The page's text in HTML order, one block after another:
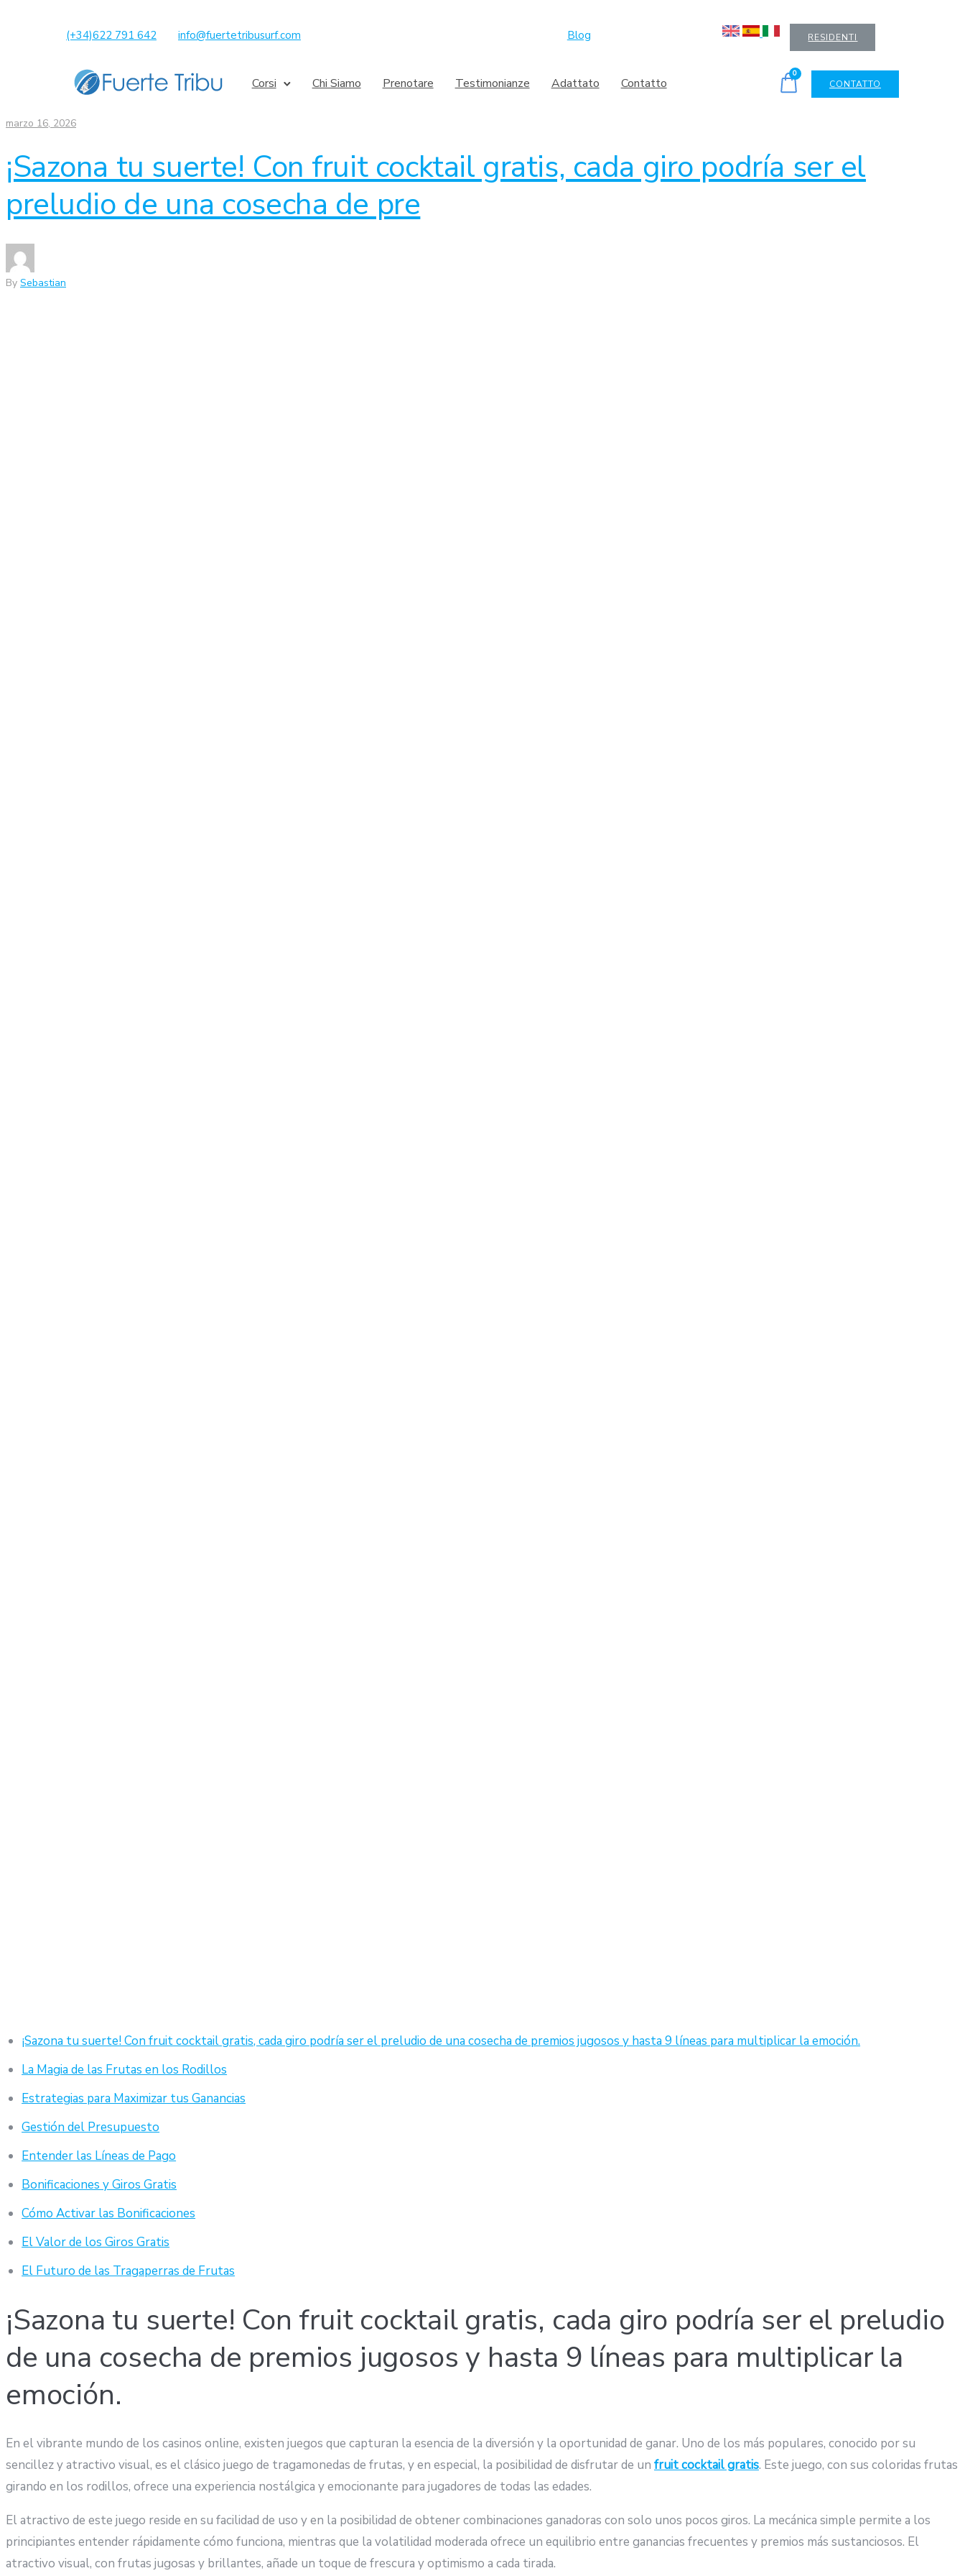
(+34)622 791 642 info@fuertetribusurf.com Blog RESIDENTI
Corsi Chi Siamo Prenotare Testimonianze Adattato Contatto
0
CONTATTO
marzo 16, 2026
¡Sazona tu suerte! Con fruit cocktail gratis, cada giro podría ser el
preludio de una cosecha de pre
By Sebastian
¡Sazona tu suerte! Con fruit cocktail gratis, cada giro podría ser el preludio de una cosecha de premios jugosos y hasta 9 líneas para multiplicar la emoción.
La Magia de las Frutas en los Rodillos
Estrategias para Maximizar tus Ganancias
Gestión del Presupuesto
Entender las Líneas de Pago
Bonificaciones y Giros Gratis
Cómo Activar las Bonificaciones
El Valor de los Giros Gratis
El Futuro de las Tragaperras de Frutas
¡Sazona tu suerte! Con fruit cocktail gratis, cada giro podría ser el preludio
de una cosecha de premios jugosos y hasta 9 líneas para multiplicar la
emoción.
En el vibrante mundo de los casinos online, existen juegos que capturan la esencia de la diversión y la oportunidad de ganar. Uno de los más populares, conocido por su
sencillez y atractivo visual, es el clásico juego de tragamonedas de frutas, y en especial, la posibilidad de disfrutar de un fruit cocktail gratis. Este juego, con sus coloridas frutas
girando en los rodillos, ofrece una experiencia nostálgica y emocionante para jugadores de todas las edades.
El atractivo de este juego reside en su facilidad de uso y en la posibilidad de obtener combinaciones ganadoras con solo unos pocos giros. La mecánica simple permite a los
principiantes entender rápidamente cómo funciona, mientras que la volatilidad moderada ofrece un equilibrio entre ganancias frecuentes y premios más sustanciosos. El
atractivo visual, con frutas jugosas y brillantes, añade un toque de frescura y optimismo a cada tirada.